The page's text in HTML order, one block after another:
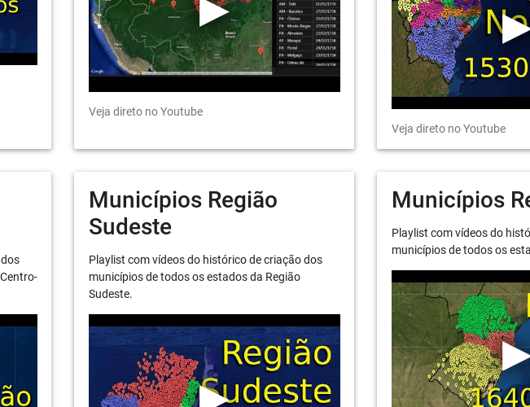
Veja direto no Youtube
Veja direto no Youtube
Municípios Região
Sudeste
Playlist com vídeos do histórico de criação dos
municípios de todos os estados da Região
Sudeste.
Municípios
Playlist com vídeos do
municípios de todos os